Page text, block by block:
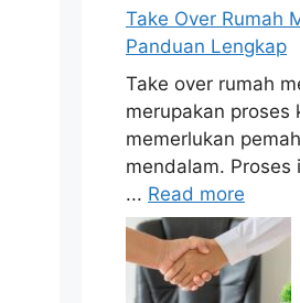
Take Over Rumah
Panduan Lengkap
Take over rumah
merupakan proses
memerlukan
mendalam. Proses
... Read more